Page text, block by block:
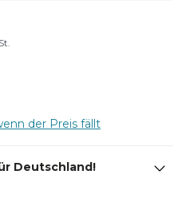
der Preis fällt
Deutschland!